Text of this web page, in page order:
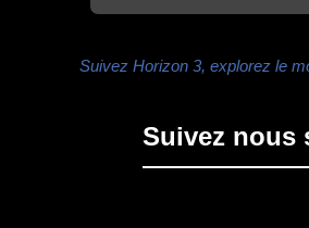
Suivez Horizon 3, explorez le
Suivez nous